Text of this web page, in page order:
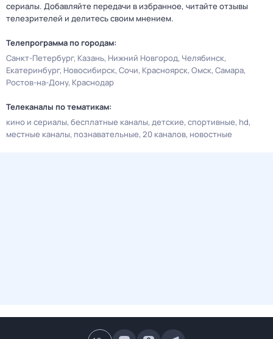
сериалы. Добавляйте передачи в избранное, читайте отзывы
телезрителей и делитесь своим мнением.
Телепрограмма по городам:
Санкт-Петербург Казань Нижний Новгород Челябинск
Екатеринбург Новосибирск Сочи Красноярск Омск Самара
Ростов-на-Дону Краснодар
Телеканалы по тематикам:
кино и сериалы бесплатные каналы детские спортивные hd
местные каналы познавательные 20 каналов новостные